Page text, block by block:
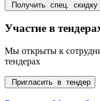
Получить спец. скидку
Участие в
Мы открыты к
тендерах
Пригласить в тендер